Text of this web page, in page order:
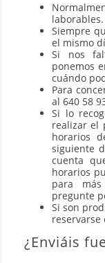
laborables.
Siempre
el mismo
Si nos
ponemos
cuándo
Para
al 640 58
Si lo
realizar el
horarios
siguiente
cuenta
horarios
para
pregunte
Si son
reservarse
¿Enviáis